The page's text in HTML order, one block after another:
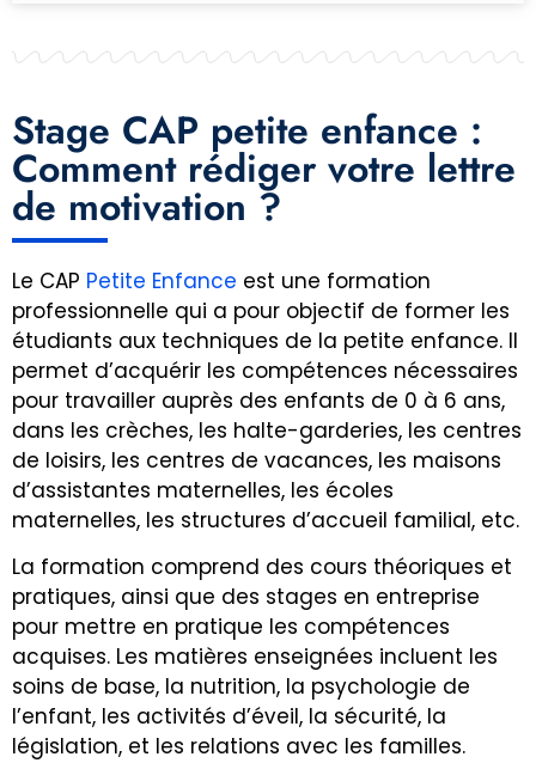
Stage CAP petite enfance :
Comment rédiger votre lettre
de motivation ?
Le CAP Petite Enfance est une formation
professionnelle qui a pour objectif de former les
étudiants aux techniques de la petite enfance. Il
permet d’acquérir les compétences nécessaires
pour travailler auprès des enfants de 0 à 6 ans,
dans les crèches, les halte-garderies, les centres
de loisirs, les centres de vacances, les maisons
d’assistantes maternelles, les écoles
maternelles, les structures d’accueil familial, etc.
La formation comprend des cours théoriques et
pratiques, ainsi que des stages en entreprise
pour mettre en pratique les compétences
acquises. Les matières enseignées incluent les
soins de base, la nutrition, la psychologie de
l’enfant, les activités d’éveil, la sécurité, la
législation, et les relations avec les familles.